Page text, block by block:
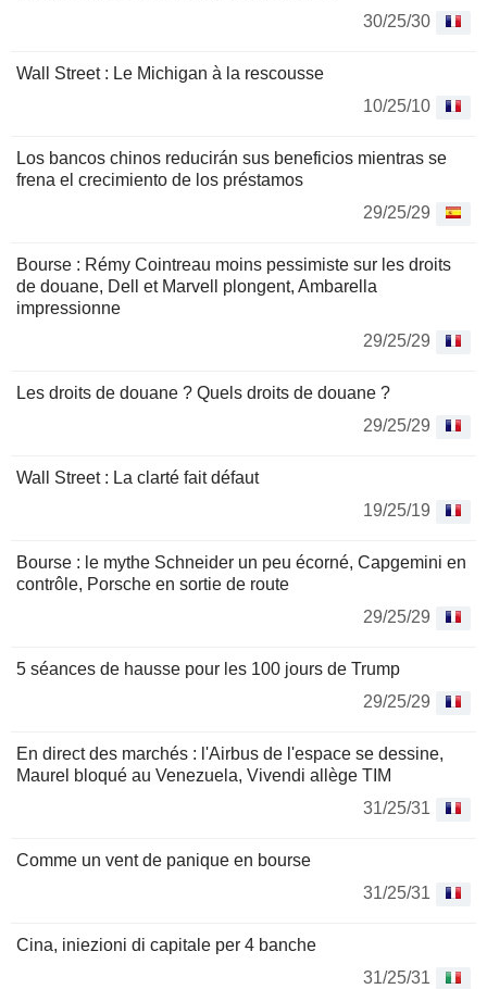
30/25/30
Wall Street : Le Michigan à la rescousse
10/25/10
Los bancos chinos reducirán sus beneficios mientras se
frena el crecimiento de los préstamos
29/25/29
Bourse : Rémy Cointreau moins pessimiste sur les droits
de douane, Dell et Marvell plongent, Ambarella
impressionne
29/25/29
Les droits de douane ? Quels droits de douane ?
29/25/29
Wall Street : La clarté fait défaut
19/25/19
Bourse : le mythe Schneider un peu écorné, Capgemini en
contrôle, Porsche en sortie de route
29/25/29
5 séances de hausse pour les 100 jours de Trump
29/25/29
En direct des marchés : l'Airbus de l'espace se dessine,
Maurel bloqué au Venezuela, Vivendi allège TIM
31/25/31
Comme un vent de panique en bourse
31/25/31
Cina, iniezioni di capitale per 4 banche
31/25/31